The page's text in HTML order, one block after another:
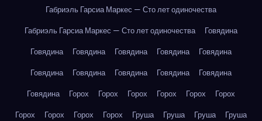
Габриэль Гарсиа Маркес — Сто лет одиночества
Габриэль Гарсиа Маркес — Сто лет одиночества
Говядина
Говядина
Говядина Говядина Говядина
Говядина
Говядина
Говядина Говядина Говядина
Говядина
Говядина
Горох Горох Горох Горох Горох
Горох
Горох
Горох Горох Горох Груша Груша Груша
Груша